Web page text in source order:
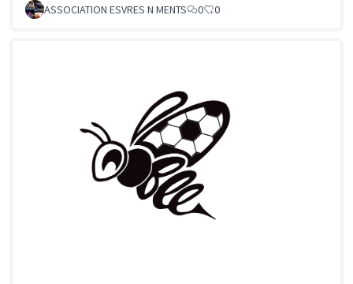
ASSOCIATION ESVRES N MENTS
0 0